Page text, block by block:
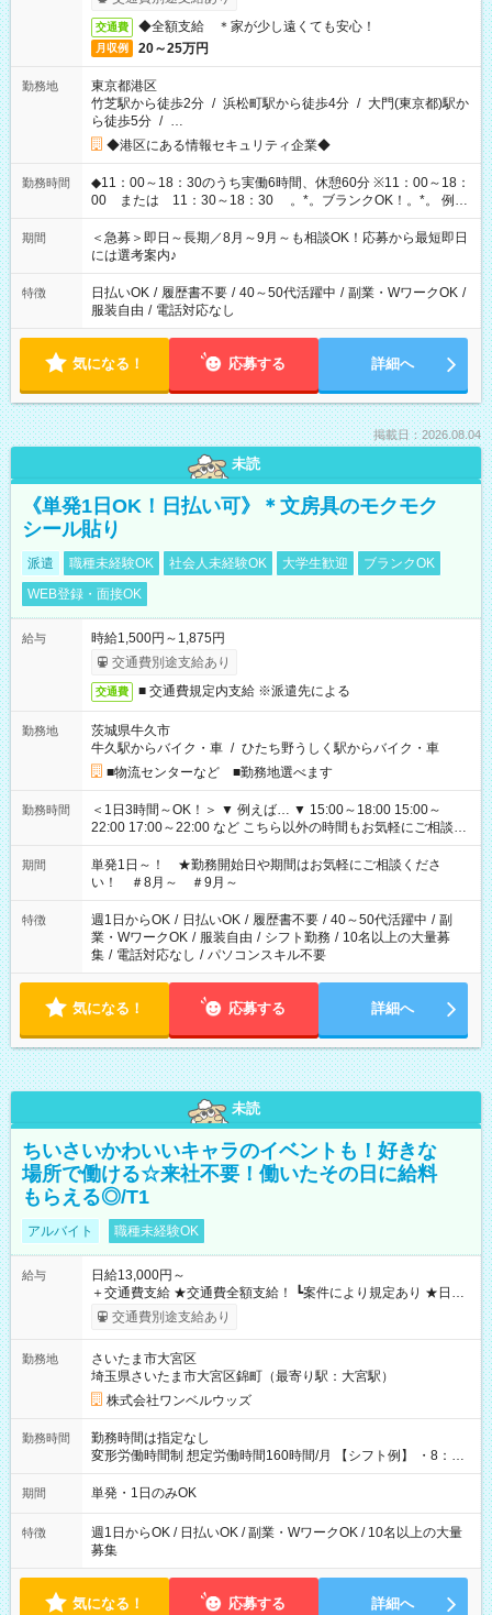
交通費 ◆全額支給 ＊家が少し遠くても安心！
月収例 20～25万円
勤務地
東京都港区
竹芝駅から徒歩2分 / 浜松町駅から徒歩4分 / 大門(東京都)駅か
ら徒歩5分 / …
◆港区にある情報セキュリティ企業◆
勤務時間
◆11：00～18：30のうち実働6時間、休憩60分 ※11：00～18：
00 または 11：30～18：30 。*。ブランクOK！。*。 例え
ば前職が、 在宅/財団法人/事務/コールセンター/受付/販売/カフェ
スタッフ スイーツ販売/ホテルフロント/化粧品販売/など 様々な
業界から入社して活躍されています♪
期間
＜急募＞即日～長期／8月～9月～も相談OK！応募から最短即日
には選考案内♪
特徴 日払いOK / 履歴書不要 / 40～50代活躍中 / 副業・WワークOK /
服装自由 / 電話対応なし
気になる！ 応募する 詳細へ
掲載日：2026.08.04
未読
《単発1日OK！日払い可》＊文房具のモクモク
シール貼り
派遣 職種未経験OK 社会人未経験OK 大学生歓迎
ブランクOK
WEB登録・面接OK
給与
時給1,500円～1,875円
交通費別途支給あり
交通費 ■ 交通費規定内支給 ※派遣先による
勤務地
茨城県牛久市
牛久駅からバイク・車 / ひたち野うしく駅からバイク・車
■物流センターなど ■勤務地選べます
勤務時間
＜1日3時間～OK！＞ ▼ 例えば… ▼ 15:00～18:00 15:00～
22:00 17:00～22:00 など こちら以外の時間もお気軽にご相談く
ださい！
期間
単発1日～！ ★勤務開始日や期間はお気軽にご相談くださ
い！ ＃8月～ ＃9月～
特徴 週1日からOK / 日払いOK / 履歴書不要 / 40～50代活躍中 / 副
業・WワークOK / 服装自由 / シフト勤務 / 10名以上の大量募
集 / 電話対応なし / パソコンスキル不要
気になる！ 応募する 詳細へ
未読
ちいさいかわいいキャラのイベントも！好きな
場所で働ける☆来社不要！働いたその日に給料
もらえる◎/T1
アルバイト 職種未経験OK
給与
日給13,000円～
＋交通費支給 ★交通費全額支給！ ┗案件により規定あり ★日払
いOK！（規定あり） ┗働いたその日に現金GET♪ お仕事後はコ
ンビニATMから 日払い分を引き落とせます！ 【試用期間】試
交通費別途支給あり
勤務地
さいたま市大宮区
埼玉県さいたま市大宮区錦町（最寄り駅：大宮駅）
株式会社ワンベルウッズ
勤務時間
勤務時間は指定なし
変形労働時間制 想定労働時間160時間/月 【シフト例】 ・8：00
～21：00
期間 単発・1日のみOK
特徴
週1日からOK / 日払いOK / 副業・WワークOK / 10名以上の大量
募集
気になる！ 応募する 詳細へ